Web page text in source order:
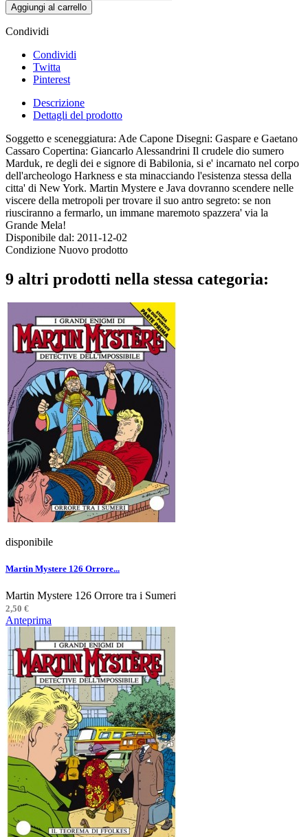
Aggiungi al carrello
Condividi
Condividi
Twitta
Pinterest
Descrizione
Dettagli del prodotto
Soggetto e sceneggiatura: Ade Capone Disegni: Gaspare e Gaetano
Cassaro Copertina: Giancarlo Alessandrini Il crudele dio sumero
Marduk, re degli dei e signore di Babilonia, si e' incarnato nel corpo
dell'archeologo Harkness e sta minacciando l'esistenza stessa della
citta' di New York. Martin Mystere e Java dovranno scendere nelle
viscere della metropoli per trovare il suo antro segreto: se non
riusciranno a fermarlo, un immane maremoto spazzera' via la
Grande Mela!
Disponibile dal: 2011-12-02
Condizione Nuovo prodotto
9 altri prodotti nella stessa categoria:
disponibile
Martin Mystere 126 Orrore...
Martin Mystere 126 Orrore tra i Sumeri
2,50 €
Anteprima